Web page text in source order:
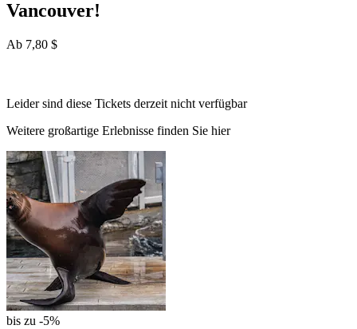
Vancouver!
Ab 7,80 $
Leider sind diese Tickets derzeit nicht verfügbar
Weitere großartige Erlebnisse finden Sie hier
bis zu -5%